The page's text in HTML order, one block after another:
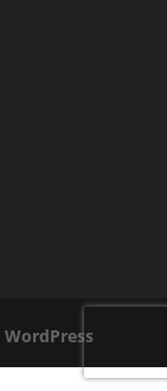
WordPress